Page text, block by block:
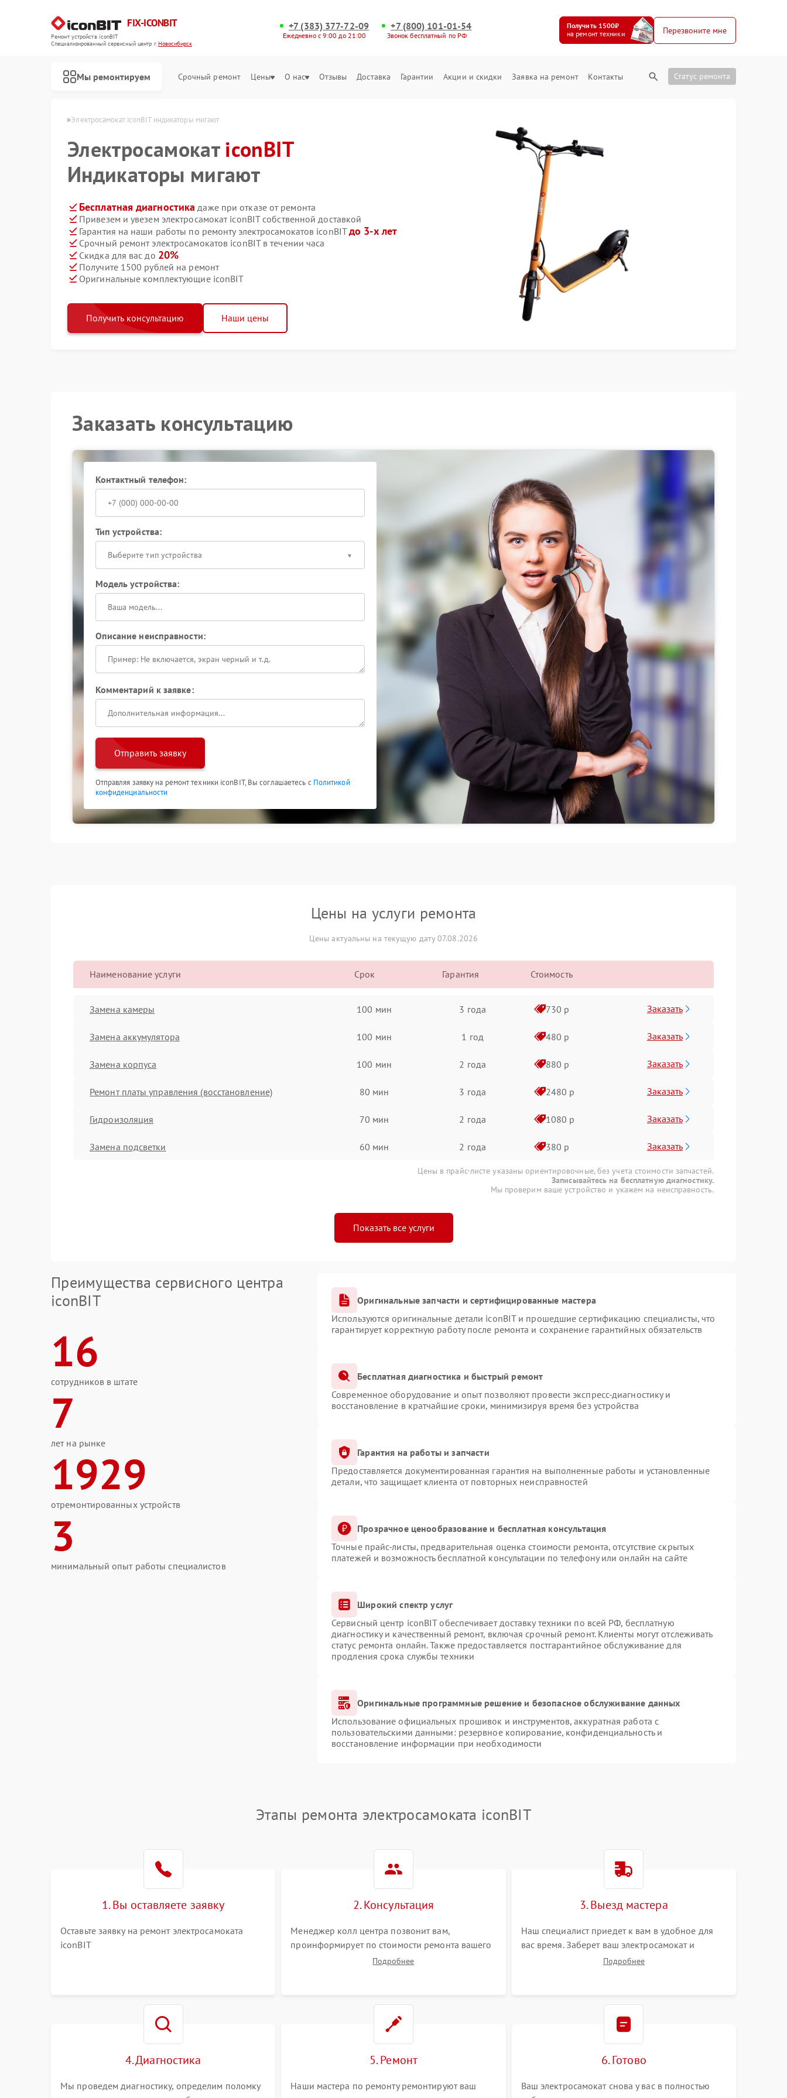
FIX-ICONBIT
Ремонт устройств iconBIT
Специализированный cервисный центр г.Новосибирск
+7 (383) 377-72-09
Ежедневно с 9:00 до 21:00
+7 (800) 101-01-54
Звонок бесплатный по РФ
Получить 1500₽
на ремонт техники
Перезвоните мне
Мы ремонтируем Срочный ремонт Цены О нас Отзывы Доставка Гарантии Акции и скидки Заявка на ремонт Контакты Статус ремонта
в Новосибирске Электросамокат iconBIT индикаторы мигают
ЭлектросамокатiconBIT
Индикаторы мигают
Бесплатная диагностика даже при отказе от ремонта
Привезем и увезем электросамокат iconBIT собственной доставкой
Гарантия на наши работы по ремонту электросамокатов iconBITдо 3-х лет
Срочный ремонт электросамокатов iconBIT в течении часа
Скидка для вас до 20%
Получите 1500 рублей на ремонт
Оригинальные комплектующие iconBIT
Получить консультацию Наши цены
Заказать консультацию
Контактный телефон:
Тип устройства:
Выберите тип устройства
Модель устройства:
Описание неисправности:
Комментарий к заявке:
Отправить заявку
Отправляя заявку на ремонт техники iconBIT, Вы соглашаетесь с Политикой
конфиденциальности
Цены на услуги ремонта
Цены актуальны на текущую дату 07.08.2026
Наименование услуги Срок Гарантия Стоимость
Замена камеры 100 мин 3 года 730 р Заказать
Замена аккумулятора 100 мин 1 год 480 р Заказать
Замена корпуса 100 мин 2 года 880 р Заказать
Ремонт платы управления (восстановление) 80 мин 3 года 2480 р Заказать
Гидроизоляция 70 мин 2 года 1080 р Заказать
Замена подсветки 60 мин 2 года 380 р Заказать
Цены в прайс-листе указаны ориентировочные, без учета стоимости запчастей.
Записывайтесь на бесплатную диагностику.
Мы проверим ваше устройство и укажем на неисправность.
Показать все услуги
Преимущества сервисного центра
iconBIT
16
сотрудников в штате
7
лет на рынке
1929
отремонтированных устройств
3
минимальный опыт работы специалистов
Оригинальные запчасти и сертифицированные мастера
Используются оригинальные детали iconBIT и прошедшие сертификацию специалисты, что
гарантирует корректную работу после ремонта и сохранение гарантийных обязательств
Бесплатная диагностика и быстрый ремонт
Современное оборудование и опыт позволяют провести экспресс-диагностику и
восстановление в кратчайшие сроки, минимизируя время без устройства
Гарантия на работы и запчасти
Предоставляется документированная гарантия на выполненные работы и установленные
детали, что защищает клиента от повторных неисправностей
Прозрачное ценообразование и бесплатная консультация
Точные прайс-листы, предварительная оценка стоимости ремонта, отсутствие скрытых
платежей и возможность бесплатной консультации по телефону или онлайн на сайте
Широкий спектр услуг
Сервисный центр iconBIT обеспечивает доставку техники по всей РФ, бесплатную
диагностику и качественный ремонт, включая срочный ремонт. Клиенты могут отслеживать
статус ремонта онлайн. Также предоставляется постгарантийное обслуживание для
продления срока службы техники
Оригинальные программные решение и безопасное обслуживание данных
Использование официальных прошивок и инструментов, аккуратная работа с
пользовательскими данными: резервное копирование, конфиденциальность и
восстановление информации при необходимости
Этапы ремонта электросамоката iconBIT
1. Вы оставляете заявку
Оставьте заявку на ремонт электросамоката
iconBIT
2. Консультация
Менеджер колл центра позвонит вам,
проинформирует по стоимости ремонта вашего
электросамоката а также ответит на все ваши
Подробнее
3. Выезд мастера
Наш специалист приедет к вам в удобное для
вас время. Заберет ваш электросамокат и
привезет на склад для диагностики.
Подробнее
4. Диагностика
Мы проведем диагностику, определим поломку
5. Ремонт
Наши мастера по ремонту ремонтируют ваш
6. Готово
Ваш электросамокат снова у вас в полностью